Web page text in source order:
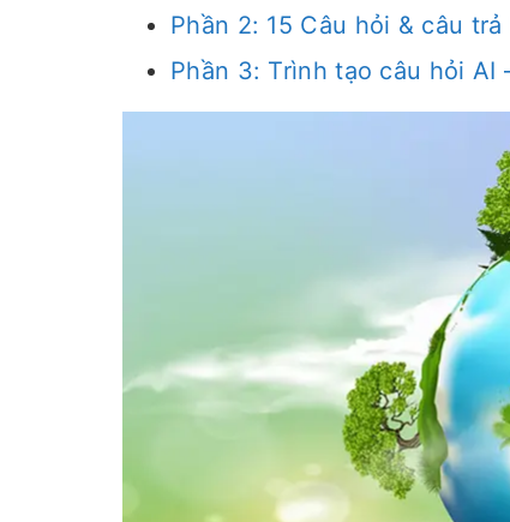
Phần 2: 15 Câu hỏi & câu
Phần 3: Trình tạo câu hỏi